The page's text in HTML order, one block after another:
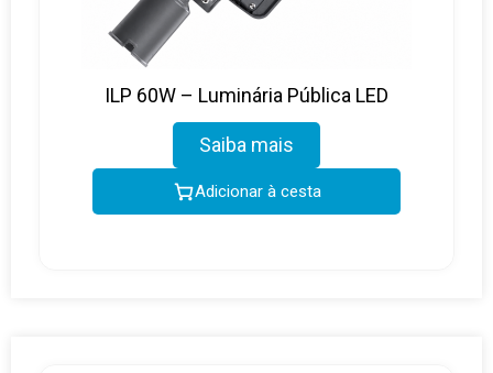
ILP 60W – Luminária Pública LED
Saiba mais
Adicionar à cesta